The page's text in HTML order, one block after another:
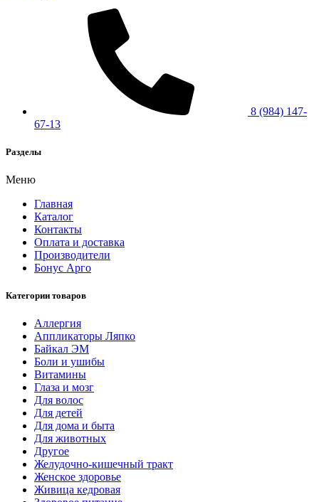
8 (984) 147-
67-13
Разделы
Меню
Главная
Каталог
Контакты
Оплата и доставка
Производители
Бонус Арго
Категории товаров
Аллергия
Аппликаторы Ляпко
Байкал ЭМ
Боли и ушибы
Витамины
Глаза и мозг
Для волос
Для детей
Для дома и быта
Для животных
Другое
Желудочно-кишечный тракт
Женское здоровье
Живица кедровая